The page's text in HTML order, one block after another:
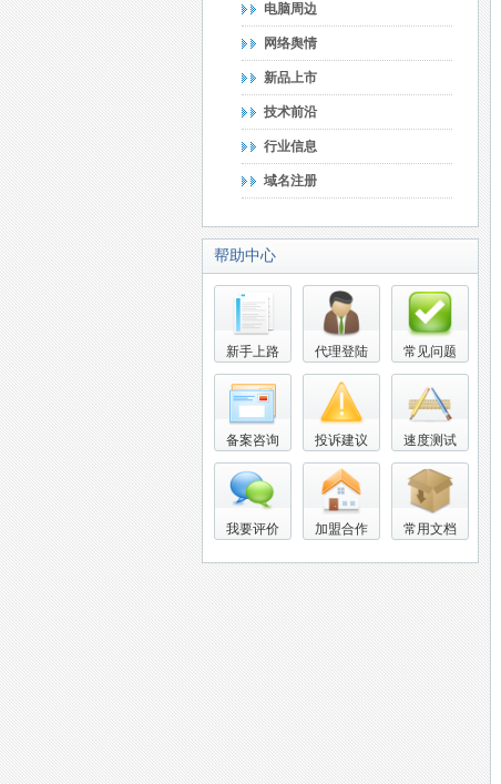
电脑周边
网络舆情
新品上市
技术前沿
行业信息
域名注册
帮助中心
新手上路 代理登陆 常见问题
备案咨询 投诉建议 速度测试
我要评价 加盟合作 常用文档